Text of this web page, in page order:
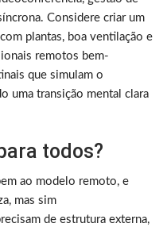
Considere criar um
plantas, boa ventilação e
remotos bem-
que simulam o
uma transição mental clara
todos?
ao modelo remoto, e
mas sim
de estrutura externa,